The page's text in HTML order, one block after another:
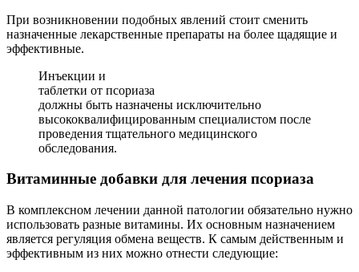
При возникновении подобных явлений стоит сменить
назначенные лекарственные препараты на более щадящие и
эффективные.
Инъекции и
таблетки от псориаза
должны быть назначены исключительно
высококвалифицированным специалистом после
проведения тщательного медицинского
обследования.
Витаминные добавки для лечения псориаза
В комплексном лечении данной патологии обязательно нужно
использовать разные витамины. Их основным назначением
является регуляция обмена веществ. К самым действенным и
эффективным из них можно отнести следующие: